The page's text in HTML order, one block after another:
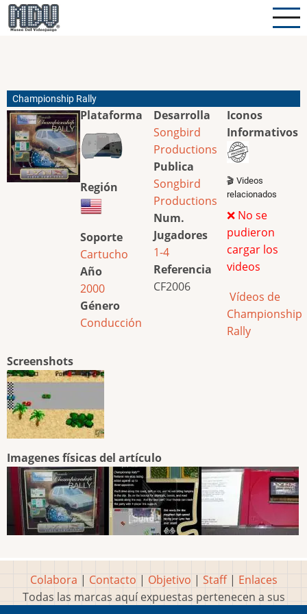
Pasar
al
Championship Rally
Plataforma
Región
Soporte
Cartucho
Año
2000
Género
Conducción
Desarrolla
Songbird
Productions
Publica
Songbird
Productions
Num.
Jugadores
1-4
Referencia
CF2006
Iconos
Informativos
🎬 Videos
relacionados
❌ No se
pudieron
cargar los
videos
Vídeos de
Championship
Rally
Screenshots
Imagenes físicas del artículo
Colabora | Contacto | Objetivo | Staff| Enlaces
Todas las marcas aquí expuestas pertenecen a sus